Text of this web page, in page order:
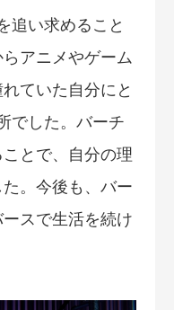
追い求めること
アニメやゲーム
ていた自分にと
でした。バーチ
とで、自分の理
。今後も、バー
スで生活を続け